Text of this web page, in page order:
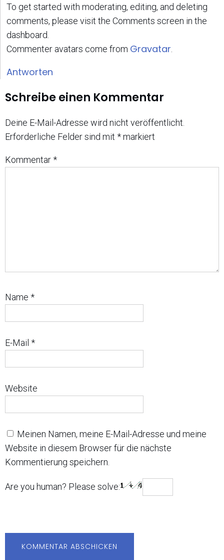
To get started with moderating, editing, and deleting
comments, please visit the Comments screen in the
dashboard.
Commenter avatars come from Gravatar
Antworten
Schreibe einen Kommentar
Deine E-Mail-Adresse wird nicht veröffentlicht.
Erforderliche Felder sind mit *markiert
Kommentar*
Name *
E-Mail *
Website
Meinen Namen, meine E-Mail-Adresse und meine
Website in diesem Browser für die nächste
Kommentierung speichern.
Are you human? Please solve: